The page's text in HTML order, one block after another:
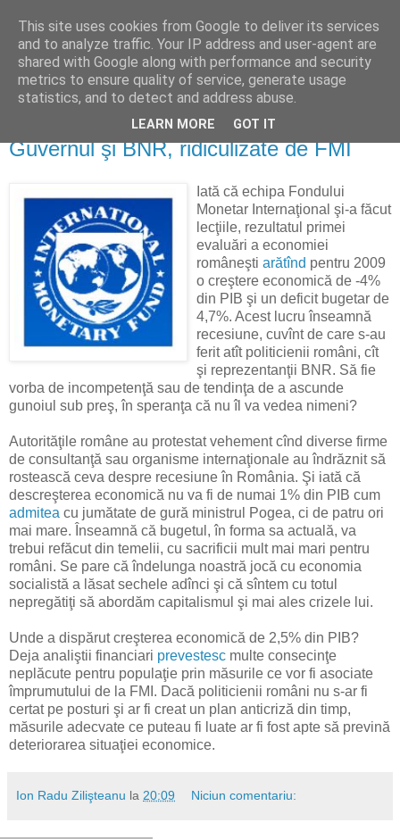
Reflecţii economice
blog de reflecţii, informaţii şi opinii economice
miercuri, 18 martie 2009
Guvernul şi BNR, ridiculizate de FMI
Iată că echipa Fondului
Monetar Internaţional şi-a făcut
lecţiile, rezultatul primei
evaluări a economiei
româneşti arătînd pentru 2009
o creştere economică de -4%
din PIB şi un deficit bugetar de
4,7%. Acest lucru înseamnă
recesiune, cuvînt de care s-au
ferit atît politicienii români, cît
şi reprezentanţii BNR. Să fie
vorba de incompetenţă sau de tendinţa de a ascunde
gunoiul sub preş, în speranţa că nu îl va vedea nimeni?
Autorităţile române au protestat vehement cînd diverse firme
de consultanţă sau organisme internaţionale au îndrăznit să
rostească ceva despre recesiune în România. Şi iată că
descreşterea economică nu va fi de numai 1% din PIB cum
admitea cu jumătate de gură ministrul Pogea, ci de patru ori
mai mare. Înseamnă că bugetul, în forma sa actuală, va
trebui refăcut din temelii, cu sacrificii mult mai mari pentru
români. Se pare că îndelunga noastră jocă cu economia
socialistă a lăsat sechele adînci şi că sîntem cu totul
nepregătiţi să abordăm capitalismul şi mai ales crizele lui.
Unde a dispărut creşterea economică de 2,5% din PIB?
Deja analiştii financiari prevestesc multe consecinţe
neplăcute pentru populaţie prin măsurile ce vor fi asociate
împrumutului de la FMI. Dacă politicienii români nu s-ar fi
certat pe posturi şi ar fi creat un plan anticriză din timp,
măsurile adecvate ce puteau fi luate ar fi fost apte să prevină
deteriorarea situaţiei economice.
Ion Radu Zilişteanu la 20:09 Niciun comentariu:
This site uses cookies from Google to deliver its services
and to analyze traffic. Your IP address and user-agent are
shared with Google along with performance and security
metrics to ensure quality of service, generate usage
statistics, and to detect and address abuse.
LEARN MORE GOT IT